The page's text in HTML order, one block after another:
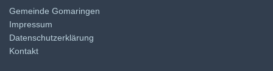
Gemeinde Gomaringen
Impressum
Datenschutzerklärung
Kontakt